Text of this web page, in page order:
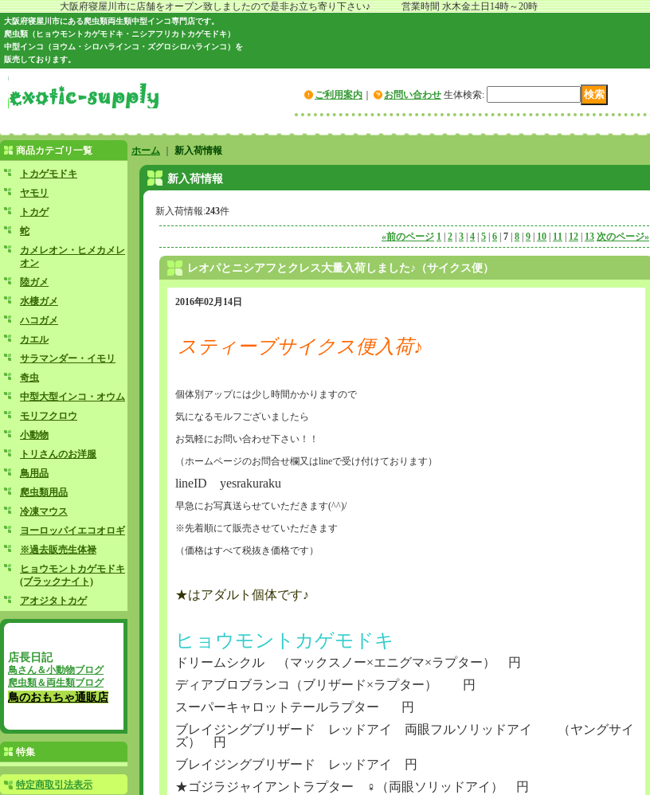
大阪府寝屋川市に店舗をオープン致しましたので是非お立ち寄り下さい♪ 営業時間 水木金土日14時～20時
大阪府寝屋川市にある爬虫類両生類中型インコ専門店です。
爬虫類（ヒョウモントカゲモドキ・ニシアフリカトカゲモドキ）
中型インコ（ヨウム・シロハラインコ・ズグロシロハラインコ）を
販売しております。
ご利用案内 お問い合わせ 生体検索:
商品カテゴリ一覧
トカゲモドキ
ヤモリ
トカゲ
蛇
カメレオン・ヒメカメレ
オン
陸ガメ
水棲ガメ
ハコガメ
カエル
サラマンダー・イモリ
奇虫
中型大型インコ・オウム
モリフクロウ
小動物
トリさんのお洋服
鳥用品
爬虫類用品
冷凍マウス
ヨーロッパイエコオロギ
※過去販売生体禄
ヒョウモントカゲモドキ
(ブラックナイト)
アオジタトカゲ
店長日記
鳥さん＆小動物ブログ
爬虫類＆両生類ブログ
鳥のおもちゃ通販店
特集
特定商取引法表示
ホーム 新入荷情報
新入荷情報
新入荷情報:243件
«前のページ 1 2 3 4 5 6 7 8 9 10 11 12 13 次のページ»
レオパとニシアフとクレス大量入荷しました♪（サイクス便）
2016年02月14日
スティーブサイクス便入荷♪
個体別アップには少し時間かかりますので
気になるモルフございましたら
お気軽にお問い合わせ下さい！！
（ホームページのお問合せ欄又はlineで受け付けております）
lineID yesrakuraku
早急にお写真送らせていただきます(^^)/
※先着順にて販売させていただきます
（価格はすべて税抜き価格です）
★はアダルト個体です♪
ヒョウモントカゲモドキ
ドリームシクル （マックスノー×エニグマ×ラプター） 円
ディアブロブランコ（ブリザード×ラプター） 円
スーパーキャロットテールラプター 円
ブレイジングブリザード レッドアイ 両眼フルソリッドアイ （ヤングサイ
ズ） 円
ブレイジングブリザード レッドアイ 円
★ゴジラジャイアントラプター ♀（両眼ソリッドアイ） 円